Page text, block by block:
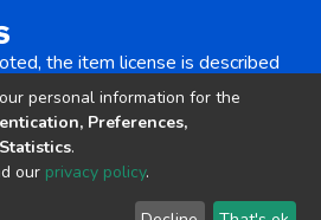
the item license is described
Attribution-NonCommercial-
copyright © 2002-2026 LYRASIS
personal information for the
Preferences,
.
our privacy policy.